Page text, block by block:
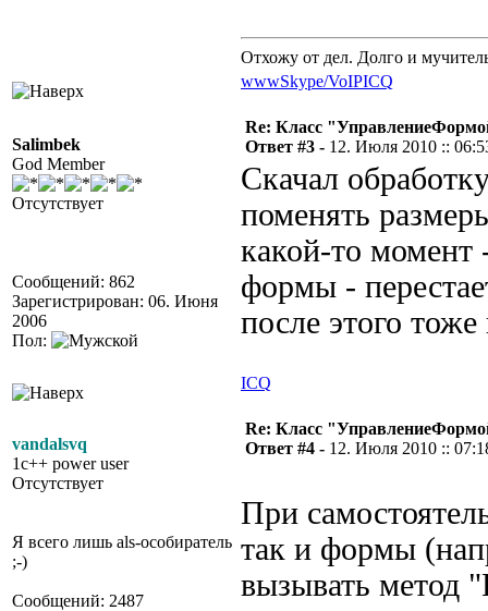
Отхожу от дел. Долго и
wwwSkype/VoIPICQ
Salimbek
God Member
Отсутствует
Сообщений: 862
Зарегистрирован: 06. Июня
2006
Пол:
Re: Класс
Ответ #3 - 12. Июля 2010 ::
Скачал
поменять
какой-то момент
формы -
после этого
ICQ
vandalsvq
1c++ power user
Отсутствует
Я всего лишь als-особиратель
;-)
Сообщений: 2487
Re: Класс
Ответ #4 - 12. Июля 2010 ::
При
так и формы
вызывать метод